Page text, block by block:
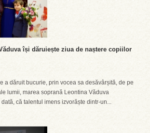
își dăruiește ziua de naștere copiilor
a dăruit bucurie, prin vocea sa desăvârșită, de pe
lumii, marea soprană Leontina Văduva
că talentul imens izvorăște dintr-un...